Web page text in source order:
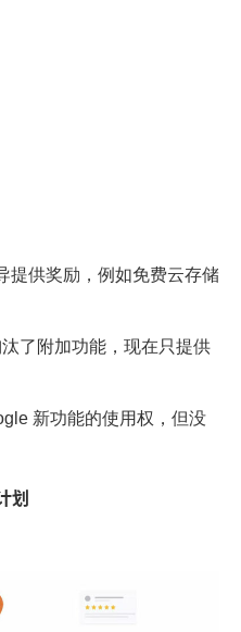
提供奖励，例如免费云存储
了附加功能，现在只提供
新功能的使用权，但没
划